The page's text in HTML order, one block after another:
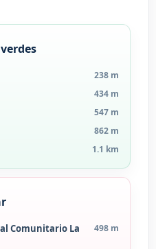
238 m
434 m
547 m
862 m
1.1 km
Comunitario La
498 m